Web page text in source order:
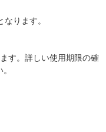
ります。
す。詳しい使用期限の確